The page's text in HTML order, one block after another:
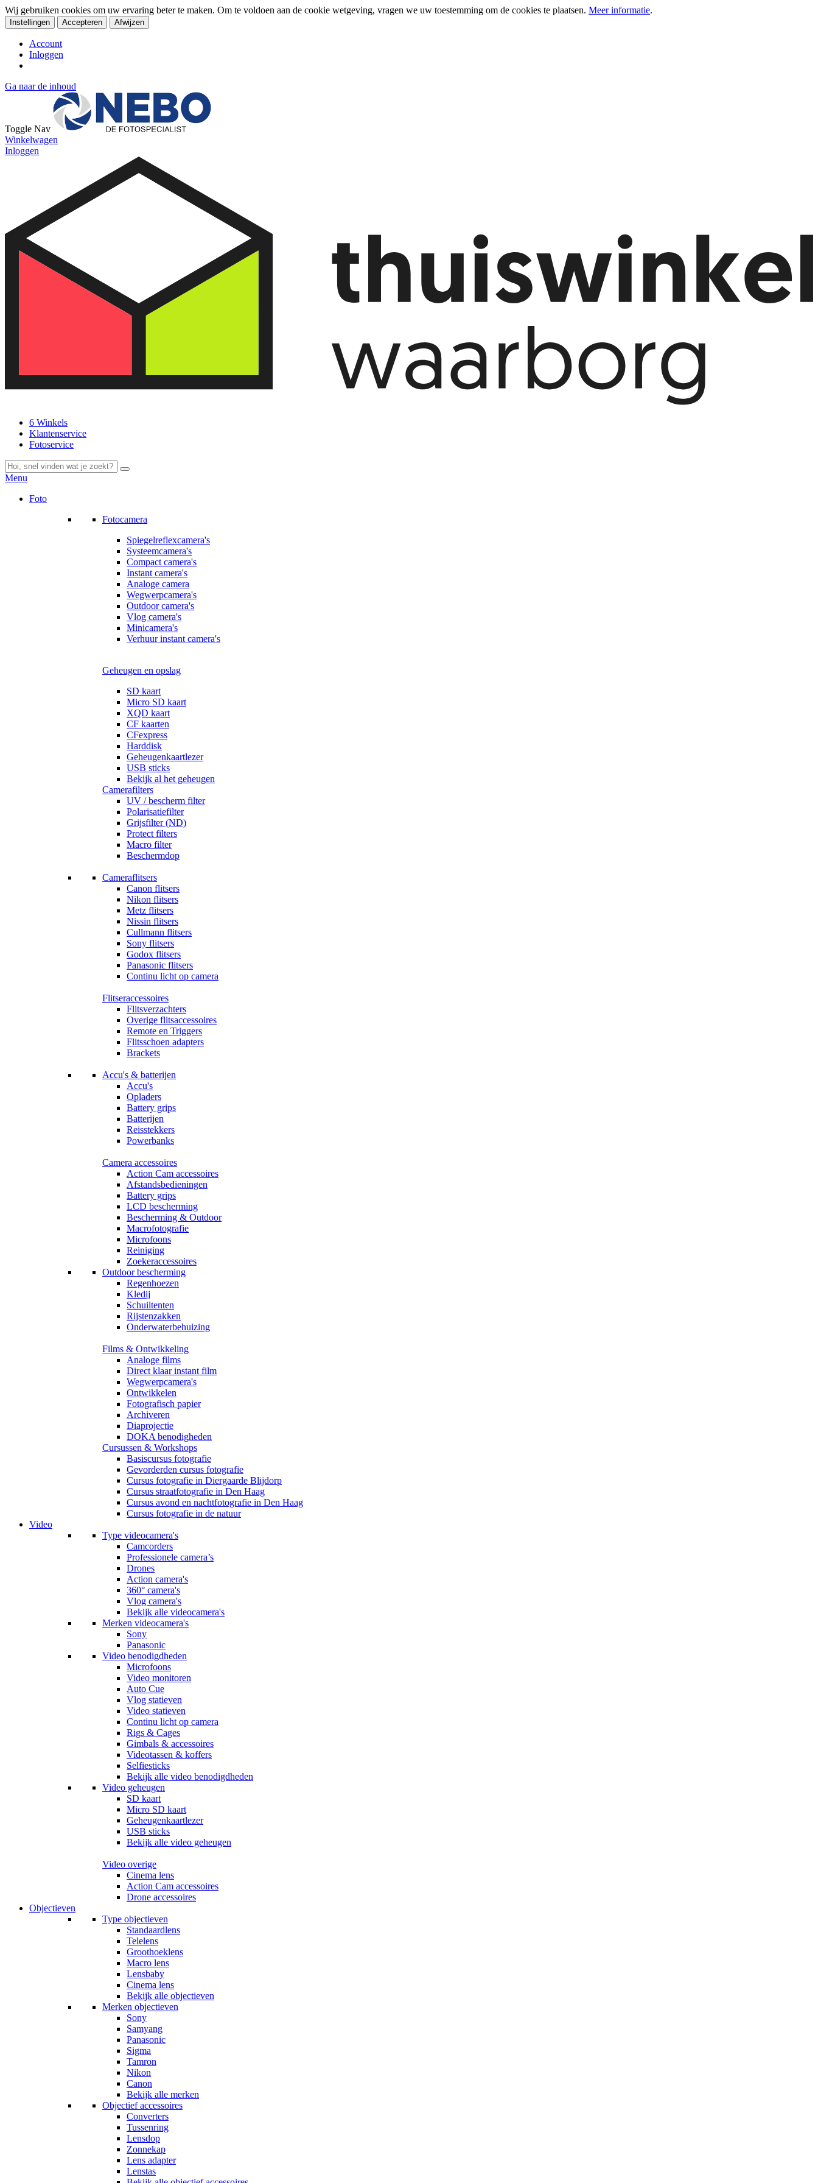
Wij gebruiken cookies om uw ervaring beter te maken. Om te voldoen aan de cookie wetgeving, vragen we uw toestemming om de cookies te plaatsen. Meer informatie.
Instellingen Accepteren Afwijzen
Account
Inloggen
Ga naar de inhoud
Toggle Nav
Winkelwagen
Inloggen
6 Winkels
Klantenservice
Fotoservice
Menu
Foto
Fotocamera
Spiegelreflexcamera's
Systeemcamera's
Compact camera's
Instant camera's
Analoge camera
Wegwerpcamera's
Outdoor camera's
Vlog camera's
Minicamera's
Verhuur instant camera's
Geheugen en opslag
SD kaart
Micro SD kaart
XQD kaart
CF kaarten
CFexpress
Harddisk
Geheugenkaartlezer
USB sticks
Bekijk al het geheugen
Camerafilters
UV / bescherm filter
Polarisatiefilter
Grijsfilter (ND)
Protect filters
Macro filter
Beschermdop
Cameraflitsers
Canon flitsers
Nikon flitsers
Metz flitsers
Nissin flitsers
Cullmann flitsers
Sony flitsers
Godox flitsers
Panasonic flitsers
Continu licht op camera
Flitseraccessoires
Flitsverzachters
Overige flitsaccessoires
Remote en Triggers
Flitsschoen adapters
Brackets
Accu's & batterijen
Accu's
Opladers
Battery grips
Batterijen
Reisstekkers
Powerbanks
Camera accessoires
Action Cam accessoires
Afstandsbedieningen
Battery grips
LCD bescherming
Bescherming & Outdoor
Macrofotografie
Microfoons
Reiniging
Zoekeraccessoires
Outdoor bescherming
Regenhoezen
Kledij
Schuiltenten
Rijstenzakken
Onderwaterbehuizing
Films & Ontwikkeling
Analoge films
Direct klaar instant film
Wegwerpcamera's
Ontwikkelen
Fotografisch papier
Archiveren
Diaprojectie
DOKA benodigheden
Cursussen & Workshops
Basiscursus fotografie
Gevorderden cursus fotografie
Cursus fotografie in Diergaarde Blijdorp
Cursus straatfotografie in Den Haag
Cursus avond en nachtfotografie in Den Haag
Cursus fotografie in de natuur
Video
Type videocamera's
Camcorders
Professionele camera’s
Drones
Action camera's
360° camera's
Vlog camera's
Bekijk alle videocamera's
Merken videocamera's
Sony
Panasonic
Video benodigdheden
Microfoons
Video monitoren
Auto Cue
Vlog statieven
Video statieven
Continu licht op camera
Rigs & Cages
Gimbals & accessoires
Videotassen & koffers
Selfiesticks
Bekijk alle video benodigdheden
Video geheugen
SD kaart
Micro SD kaart
Geheugenkaartlezer
USB sticks
Bekijk alle video geheugen
Video overige
Cinema lens
Action Cam accessoires
Drone accessoires
Objectieven
Type objectieven
Standaardlens
Telelens
Groothoeklens
Macro lens
Lensbaby
Cinema lens
Bekijk alle objectieven
Merken objectieven
Sony
Samyang
Panasonic
Sigma
Tamron
Nikon
Canon
Bekijk alle merken
Objectief accessoires
Converters
Tussenring
Lensdop
Zonnekap
Lens adapter
Lenstas